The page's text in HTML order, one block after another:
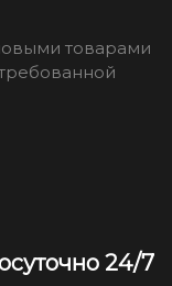
товарами
24/7